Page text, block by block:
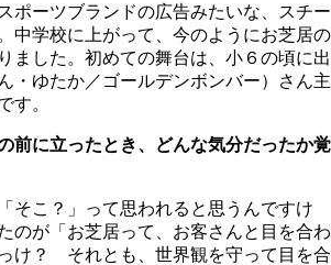
ポーツブランドの広告みたいな、スチー
中学校に上がって、今のようにお芝居の
ました。初めての舞台は、小６の頃に出
・ゆたか／ゴールデンボンバー）さん主
す。
に立ったとき、どんな気分だったか覚
そこ？」って思われると思うんですけ
のが「お芝居って、お客さんと目を合わ
け？ それとも、世界観を守って目を合